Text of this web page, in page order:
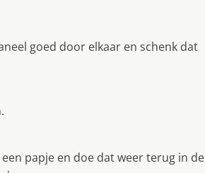
goed door elkaar en schenk dat
papje en doe dat weer terug in de